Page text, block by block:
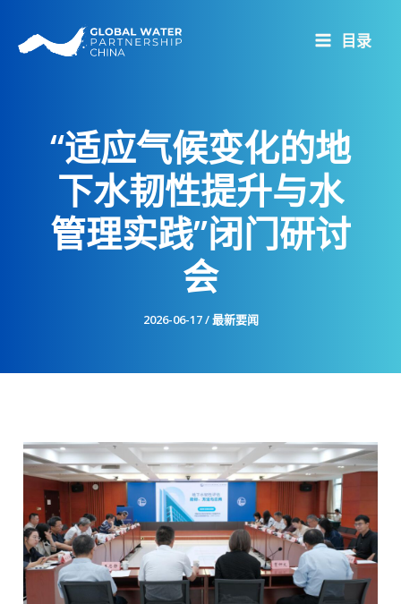
目录
“适应气候变化的地
下水韧性提升与水
管理实践”闭门研讨
会
2026-06-17/最新要闻